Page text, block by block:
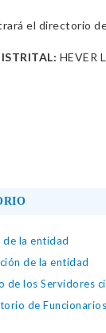
el directorio
HEVER
de la entidad
de la entidad
de los Servidores
de